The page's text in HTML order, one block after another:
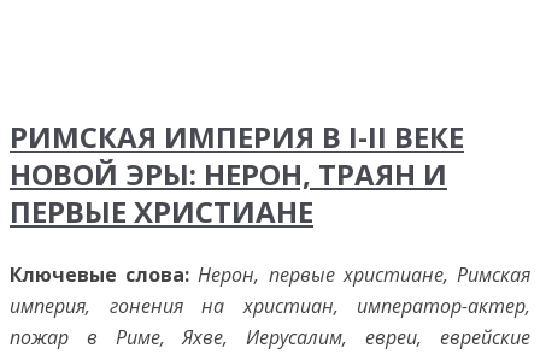
РИМСКАЯ ИМПЕРИЯ В I-II ВЕКЕ
НОВОЙ ЭРЫ: НЕРОН, ТРАЯН И
ПЕРВЫЕ ХРИСТИАНЕ
Ключевые слова: Нерон, первые христиане, Римская
империя, гонения на христиан, император-актер,
пожар в Риме, Яхве, Иерусалим, евреи, еврейские